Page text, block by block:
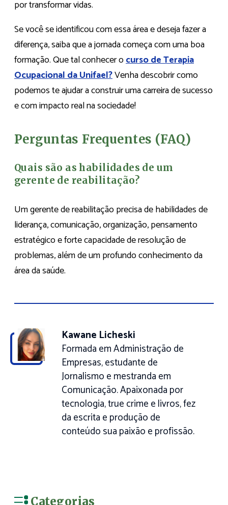
por transformar vidas.
Se você se identificou com essa área e deseja fazer a
diferença, saiba que a jornada começa com uma boa
formação. Que tal conhecer ocurso de Terapia
Ocupacional da Unifael?Venha descobrir como
podemos te ajudar a construir uma carreira de sucesso
e com impacto real na sociedade!
Perguntas Frequentes (FAQ)
Quais são as habilidades de um
gerente de reabilitação?
Um gerente de reabilitação precisa de habilidades de
liderança, comunicação, organização, pensamento
estratégico e forte capacidade de resolução de
problemas, além de um profundo conhecimento da
área da saúde.
Kawane Licheski
Formada em Administração de
Empresas, estudante de
Jornalismo e mestranda em
Comunicação. Apaixonada por
tecnologia, true crime e livros, fez
da escrita e produção de
conteúdo sua paixão e profissão.
Categorias